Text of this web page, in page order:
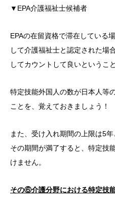
▼EPA介護福祉士候補者
EPAの在留資格で滞在している
して介護福祉士と認定された場
してカウントして良いというこ
特定技能外国人の数が日本人等
ことを、覚えておきましょう！
また、受け入れ期間の上限は5年
その期間が満了すると、特定技
けません。
その⑥介護分野における特定技